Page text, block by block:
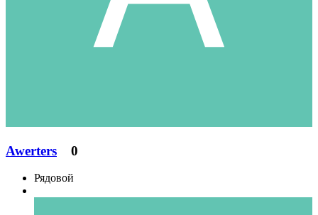
Awerters 0
Рядовой